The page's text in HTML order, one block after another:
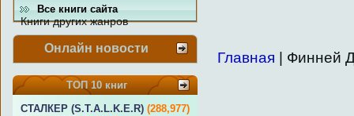
Все книги сайта
Книги других жанров
Онлайн новости
ТОП 10 книг
СТАЛКЕР (S.T.A.L.K.E.R) (288,977)
Главная | Финней